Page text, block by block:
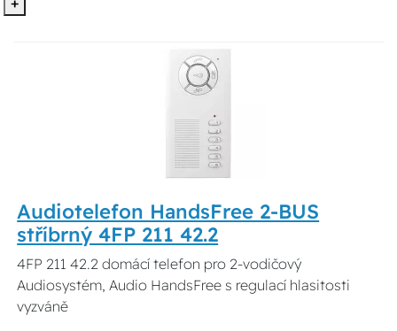
Audiotelefon HandsFree 2-BUS
stříbrný 4FP 211 42.2
4FP 211 42.2 domácí telefon pro 2-vodičový
Audiosystém, Audio HandsFree s regulací hlasitosti
vyzváně